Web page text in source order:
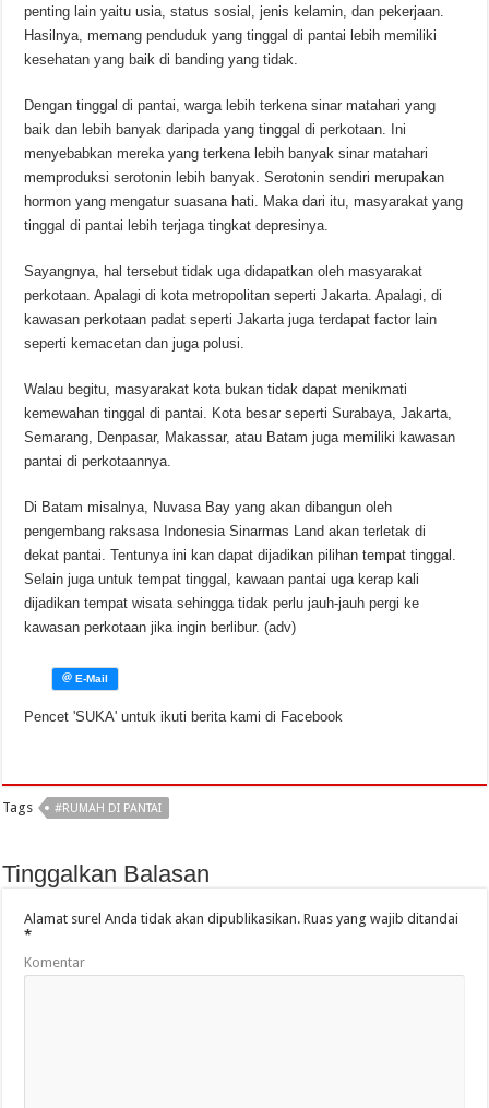
penting lain yaitu usia, status sosial, jenis kelamin, dan pekerjaan.
Hasilnya, memang penduduk yang tinggal di pantai lebih memiliki
kesehatan yang baik di banding yang tidak.
Dengan tinggal di pantai, warga lebih terkena sinar matahari yang
baik dan lebih banyak daripada yang tinggal di perkotaan. Ini
menyebabkan mereka yang terkena lebih banyak sinar matahari
memproduksi serotonin lebih banyak. Serotonin sendiri merupakan
hormon yang mengatur suasana hati. Maka dari itu, masyarakat yang
tinggal di pantai lebih terjaga tingkat depresinya.
Sayangnya, hal tersebut tidak uga didapatkan oleh masyarakat
perkotaan. Apalagi di kota metropolitan seperti Jakarta. Apalagi, di
kawasan perkotaan padat seperti Jakarta juga terdapat factor lain
seperti kemacetan dan juga polusi.
Walau begitu, masyarakat kota bukan tidak dapat menikmati
kemewahan tinggal di pantai. Kota besar seperti Surabaya, Jakarta,
Semarang, Denpasar, Makassar, atau Batam juga memiliki kawasan
pantai di perkotaannya.
Di Batam misalnya, Nuvasa Bay yang akan dibangun oleh
pengembang raksasa Indonesia Sinarmas Land akan terletak di
dekat pantai. Tentunya ini kan dapat dijadikan pilihan tempat tinggal.
Selain juga untuk tempat tinggal, kawaan pantai uga kerap kali
dijadikan tempat wisata sehingga tidak perlu jauh-jauh pergi ke
kawasan perkotaan jika ingin berlibur. (adv)
Pencet 'SUKA' untuk ikuti berita kami di Facebook
Tags #RUMAH DI PANTAI
Tinggalkan Balasan
Alamat surel Anda tidak akan dipublikasikan. Ruas yang wajib ditandai
*
Komentar